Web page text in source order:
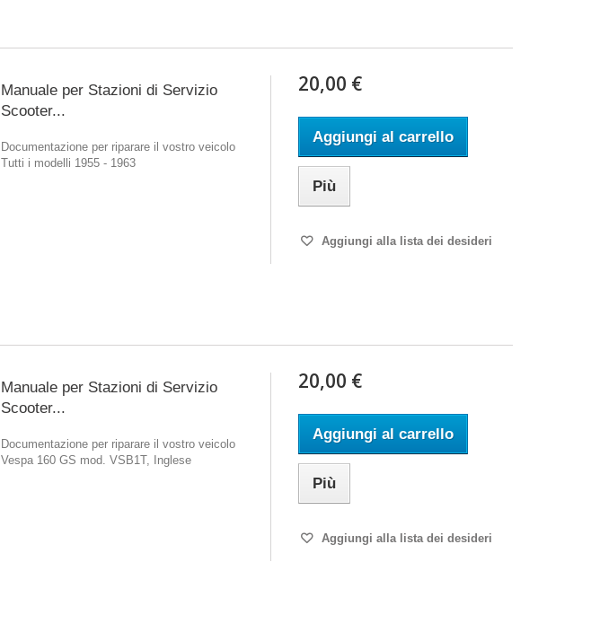
Manuale per Stazioni di Servizio
Scooter...
Documentazione per riparare il vostro veicolo
Tutti i modelli 1955 - 1963
20,00 €
Aggiungi al carrello
Più
Aggiungi alla lista dei desideri
Manuale per Stazioni di Servizio
Scooter...
Documentazione per riparare il vostro veicolo
Vespa 160 GS mod. VSB1T, Inglese
20,00 €
Aggiungi al carrello
Più
Aggiungi alla lista dei desideri